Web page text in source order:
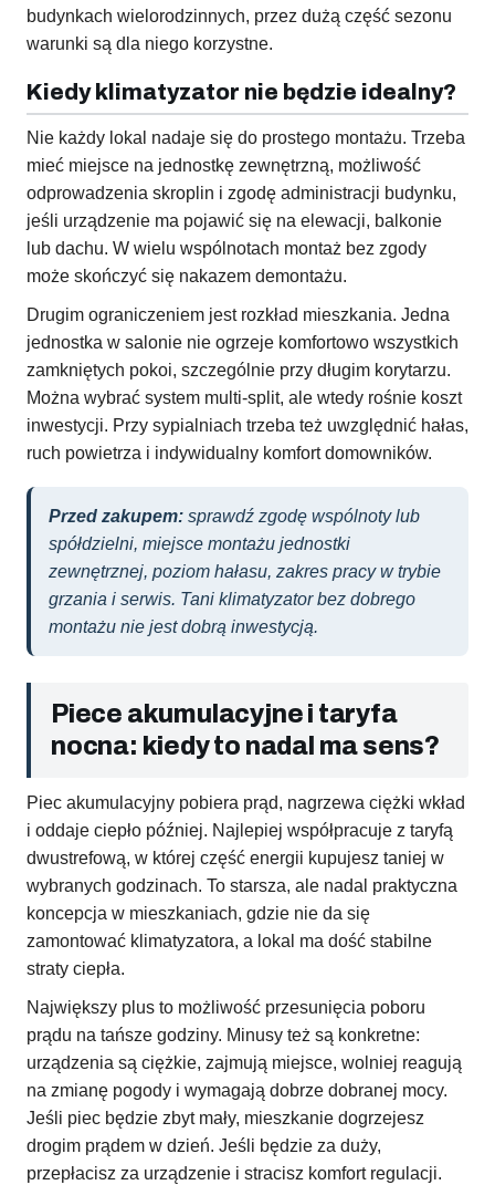
budynkach wielorodzinnych, przez dużą część sezonu
warunki są dla niego korzystne.
Kiedy klimatyzator nie będzie idealny?
Nie każdy lokal nadaje się do prostego montażu. Trzeba
mieć miejsce na jednostkę zewnętrzną, możliwość
odprowadzenia skroplin i zgodę administracji budynku,
jeśli urządzenie ma pojawić się na elewacji, balkonie
lub dachu. W wielu wspólnotach montaż bez zgody
może skończyć się nakazem demontażu.
Drugim ograniczeniem jest rozkład mieszkania. Jedna
jednostka w salonie nie ogrzeje komfortowo wszystkich
zamkniętych pokoi, szczególnie przy długim korytarzu.
Można wybrać system multi-split, ale wtedy rośnie koszt
inwestycji. Przy sypialniach trzeba też uwzględnić hałas,
ruch powietrza i indywidualny komfort domowników.
Przed zakupem: sprawdź zgodę wspólnoty lub
spółdzielni, miejsce montażu jednostki
zewnętrznej, poziom hałasu, zakres pracy w trybie
grzania i serwis. Tani klimatyzator bez dobrego
montażu nie jest dobrą inwestycją.
Piece akumulacyjne i taryfa
nocna: kiedy to nadal ma sens?
Piec akumulacyjny pobiera prąd, nagrzewa ciężki wkład
i oddaje ciepło później. Najlepiej współpracuje z taryfą
dwustrefową, w której część energii kupujesz taniej w
wybranych godzinach. To starsza, ale nadal praktyczna
koncepcja w mieszkaniach, gdzie nie da się
zamontować klimatyzatora, a lokal ma dość stabilne
straty ciepła.
Największy plus to możliwość przesunięcia poboru
prądu na tańsze godziny. Minusy też są konkretne:
urządzenia są ciężkie, zajmują miejsce, wolniej reagują
na zmianę pogody i wymagają dobrze dobranej mocy.
Jeśli piec będzie zbyt mały, mieszkanie dogrzejesz
drogim prądem w dzień. Jeśli będzie za duży,
przepłacisz za urządzenie i stracisz komfort regulacji.